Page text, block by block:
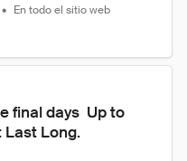
• En todo el sitio web
final days  Up to
Last Long.